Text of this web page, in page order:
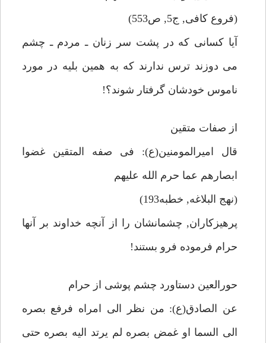
(فروع كافى, ج5, ص553)
آيا كسانى كه در پشت سر زنان ـ مردم ـ چشم
مى دوزند ترس ندارند كه به همين بليه در مورد
ناموس خودشان گرفتار شوند؟!
از صفات متقين
قال اميرالمومنين(ع): فى صفه المتقين غضوا
ابصارهم عما حرم الله عليهم
(نهج البلاغه, خطبه193)
پرهيزكاران, چشمانشان را از آنچه خداوند بر آنها
حرام فرموده فرو بستند!
حورالعين دستاورد چشم پوشى از حرام
عن الصادق(ع): من نظر الى امراه فرفع بصره
الى السما او غمض بصره لم يرتد اليه بصره حتى